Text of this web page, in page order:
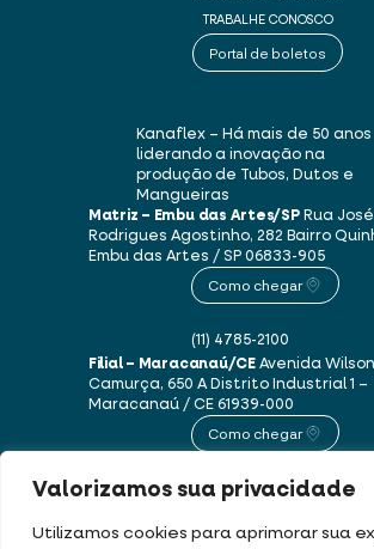
Valorizamos sua privacidade
Utilizamos cookies para aprimorar sua
TRABALHE CONOSCO
Portal de boletos
Kanaflex – Há mais de 50 anos
liderando a inovação na
produção de Tubos, Dutos e
Mangueiras
Matriz – Embu das Artes/SPRua
Rodrigues Agostinho, 282 Bairro
Embu das Artes / SP06833-905
Como chegar
(11) 4785-2100
Filial – Maracanaú/CEAvenida Wilson
Camurça, 650 ADistrito Industrial 1 –
Maracanaú / CE61939-000
Como chegar
(85) 3250-1235